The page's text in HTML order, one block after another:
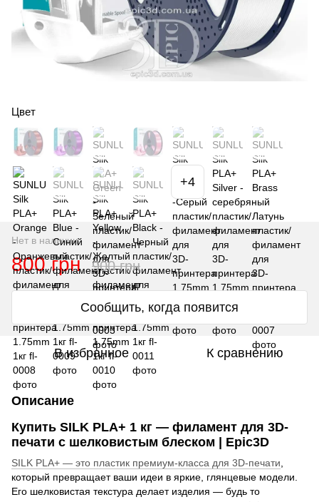
Цвет
+4
Нет в наличии
800 грн 900 грн
Сообщить, когда появится
В избранное К сравнению
Описание
Купить SILK PLA+ 1 кг — филамент для 3D-
печати с шелковистым блеском | Epic3D
SILK PLA+ — это пластик премиум-класса для 3D-печати,
который превращает ваши идеи в яркие, глянцевые модели.
Его шелковистая текстура делает изделия — будь то